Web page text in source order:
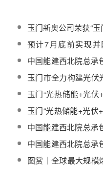
玉门新奥公司荣获“
教育基地”称号
预计7月底前实现
CCTV13共同聚焦
范项目
中国能建西北院总承
热储能工程完成又一
玉门市全力构建光伏
格局
玉门“光热储能+光伏
企业亮相央视特别节
玉门“光热储能+光伏
千瓦光热储能工程技
人公示
中国能建西北院总承
热储能工程进入并网
中国能建西北院总承
热储能工程机组系统
图赏｜全球最大规模